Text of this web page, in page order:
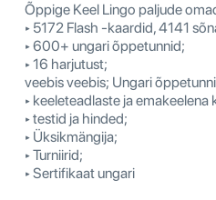
Õppige Keel Lingo paljude
‣ 5172 Flash -kaardid, 4141
‣ 600+ ungari õppetunnid;
‣ 16 harjutust;
veebis veebis; Ungari
‣ keeleteadlaste ja
‣ testid ja hinded;
‣ Üksikmängija;
‣ Turniirid;
‣ Sertifikaat ungari